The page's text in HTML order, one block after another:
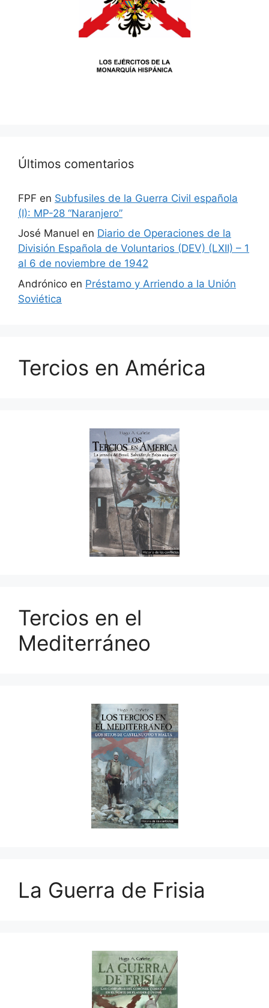
Últimos comentarios
FPF en Subfusiles de la Guerra Civil española
(I): MP-28 “Naranjero”
José Manuel en Diario de Operaciones de la
División Española de Voluntarios (DEV) (LXII) – 1
al 6 de noviembre de 1942
Andrónico en Préstamo y Arriendo a la Unión
Soviética
Tercios en América
Tercios en el
Mediterráneo
La Guerra de Frisia